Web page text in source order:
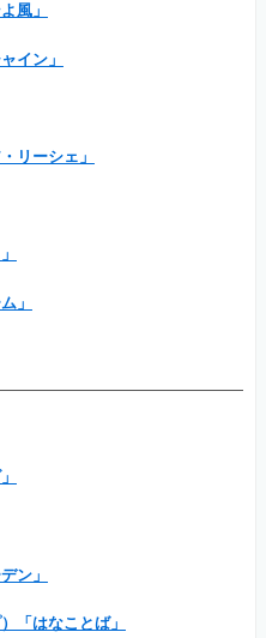
風」
イン」
リーシェ」
」
ン」
「はなことば」